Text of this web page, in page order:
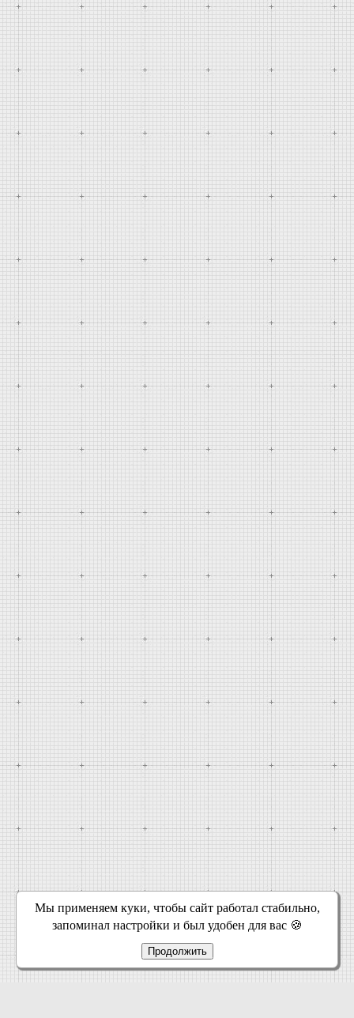
Мы применяем куки, чтобы сайт работал стабильно,
запоминал настройки и был удобен для вас 🍪
Продолжить